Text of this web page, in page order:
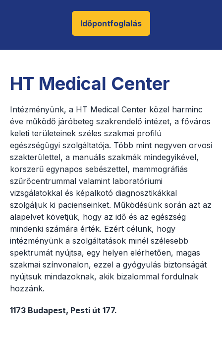
Időpontfoglalás
HT Medical Center
Intézményünk, a HT Medical Center közel harminc
éve működő járóbeteg szakrendelő intézet, a főváros
keleti területeinek széles szakmai profilú
egészségügyi szolgáltatója. Több mint negyven orvosi
szakterülettel, a manuális szakmák mindegyikével,
korszerű egynapos sebészettel, mammográfiás
szűrőcentrummal valamint laboratóriumi
vizsgálatokkal és képalkotó diagnosztikákkal
szolgáljuk ki pacienseinket. Működésünk során azt az
alapelvet követjük, hogy az idő és az egészség
mindenki számára érték. Ezért célunk, hogy
intézményünk a szolgáltatások minél szélesebb
spektrumát nyújtsa, egy helyen elérhetően, magas
szakmai színvonalon, ezzel a gyógyulás biztonságát
nyújtsuk mindazoknak, akik bizalommal fordulnak
hozzánk.
1173 Budapest, Pesti út 177.